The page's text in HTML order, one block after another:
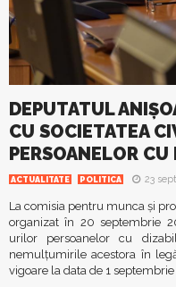
DEPUTATUL
CU SOCIETATEA
PERSOANELOR
ACTUALITATE POLITICA 23
La comisia pentru munca şi
organizat în 20 septembrie
urilor persoanelor cu
nemulţumirile acestora în
vigoare la data de 1 septembrie